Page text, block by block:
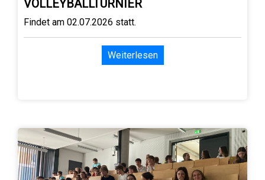
VOLLEYBALLTURNIER
Findet am 02.07.2026 statt.
Weiterlesen